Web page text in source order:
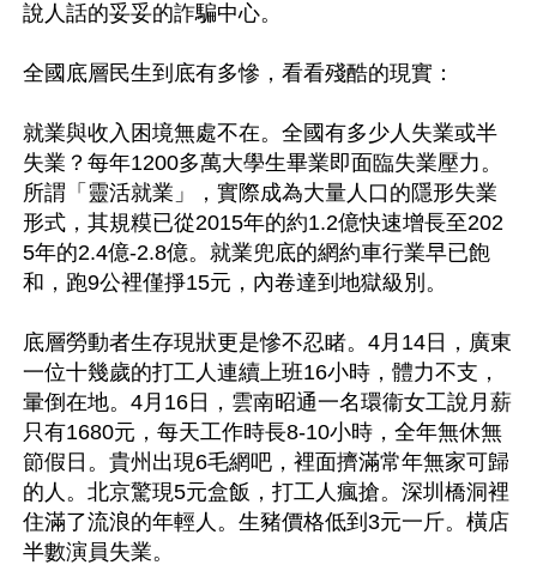
說人話的妥妥的詐騙中心。
全國底層民生到底有多慘，看看殘酷的現實：
就業與收入困境無處不在。全國有多少人失業或半
失業？每年1200多萬大學生畢業即面臨失業壓力。
所謂「靈活就業」，實際成為大量人口的隱形失業
形式，其規糢已從2015年的約1.2億快速增長至202
5年的2.4億-2.8億。就業兜底的網約車行業早已飽
和，跑9公裡僅掙15元，內卷達到地獄級別。
底層勞動者生存現狀更是慘不忍睹。4月14日，廣東
一位十幾歲的打工人連續上班16小時，體力不支，
暈倒在地。4月16日，雲南昭通一名環衞女工說月薪
只有1680元，每天工作時長8-10小時，全年無休無
節假日。貴州出現6毛網吧，裡面擠滿常年無家可歸
的人。北京驚現5元盒飯，打工人瘋搶。深圳橋洞裡
住滿了流浪的年輕人。生豬價格低到3元一斤。橫店
半數演員失業。